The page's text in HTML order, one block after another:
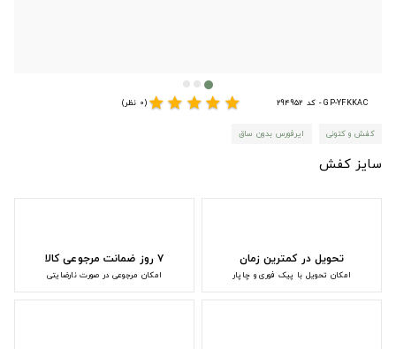
GP-YFKKAC - کد 294952 star
star
star
star
star(0 نظر)
کفش و کتونی ایرفورس بدون ساق
سایز کفش
تحویل در کمترین زمان
امکان تحویل با پیک فوری و چاپار
۷ روز ضمانت مرجوعی کالا
امکان مرجوعی در صورت نارضایتی